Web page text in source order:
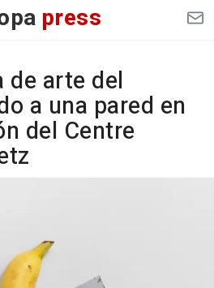
press
de arte del
a una pared en
del Centre